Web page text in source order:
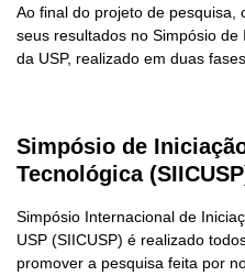
Ao final do projeto de
seus resultados no Simpósio
da USP, realizado em duas fases.
Simpósio de
Tecnológica
Simpósio Internacional de
USP (SIICUSP) é realizado
promover a pesquisa feita por